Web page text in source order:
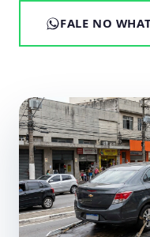
FALE NO